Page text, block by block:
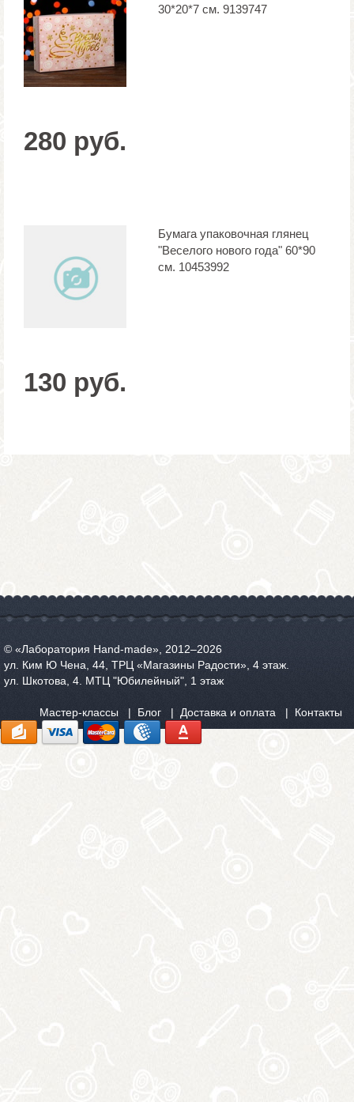
30*20*7 см. 9139747
280 руб.
Бумага упаковочная глянец
"Веселого нового года" 60*90
см. 10453992
130 руб.
© «Лаборатория Hand-made», 2012‒2026
ул. Ким Ю Чена, 44, ТРЦ «Магазины Радости», 4 этаж.
ул. Шкотова, 4. МТЦ "Юбилейный", 1 этаж
Мастер-классы Блог Доставка и оплата Контакты